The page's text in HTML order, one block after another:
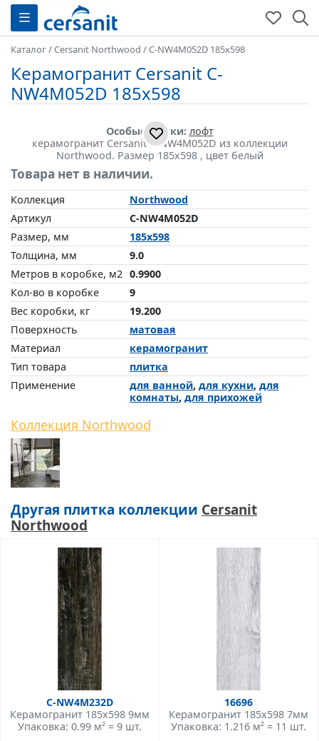
Каталог/Cersanit Northwood /C-NW4M052D 185x598
Керамогранит Cersanit C-
NW4M052D 185x598
Особые метки: лофт
керамогранит Cersanit C-NW4M052D из коллекции
Northwood. Размер 185x598 , цвет белый
Товара нет в наличии.
Коллекция
Northwood
Артикул
C-NW4M052D
Размер, мм
185x598
Толщина, мм
9.0
Метров в коробке, м2 0.9900
Кол-во в коробке
9
Вес коробки, кг
19.200
Поверхность
матовая
Материал
керамогранит
Тип товара
плитка
Применение
для ванной, для кухни, для
комнаты, для прихожей
Коллекция Northwood
Другая плитка коллекции Cersanit
Northwood
C-NW4M232D
Керамогранит 185x598 9мм
Упаковка: 0.99 м² = 9 шт.
16696
Керамогранит 185x598 7мм
Упаковка: 1.216 м² = 11 шт.